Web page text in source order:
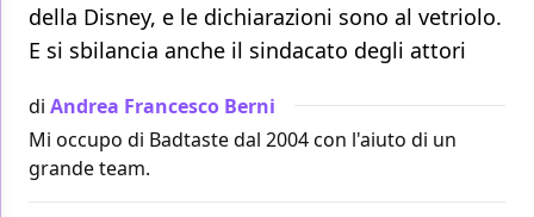
della Disney, e le dichiarazioni sono al vetriolo.
E si sbilancia anche il sindacato degli attori
di Andrea Francesco Berni
Mi occupo di Badtaste dal 2004 con l'aiuto di un
grande team.